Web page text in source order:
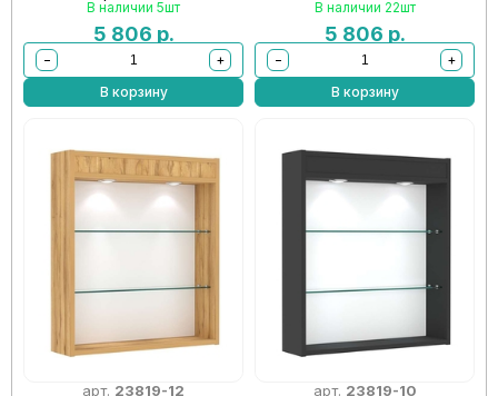
В наличии 5шт
5 806 р.
−
+
В корзину
В наличии 22шт
5 806 р.
−
+
В корзину
арт. 23819-12
арт. 23819-10